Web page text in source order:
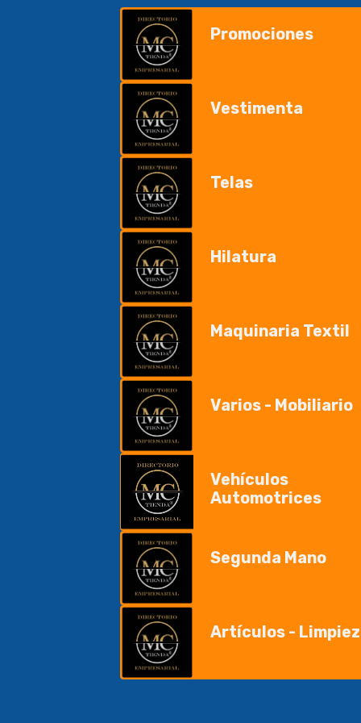
Promociones
Vestimenta
Telas
Hilatura
Maquinaria Textil
Varios - Mobiliario
Vehículos
Automotrices
Segunda Mano
Artículos -